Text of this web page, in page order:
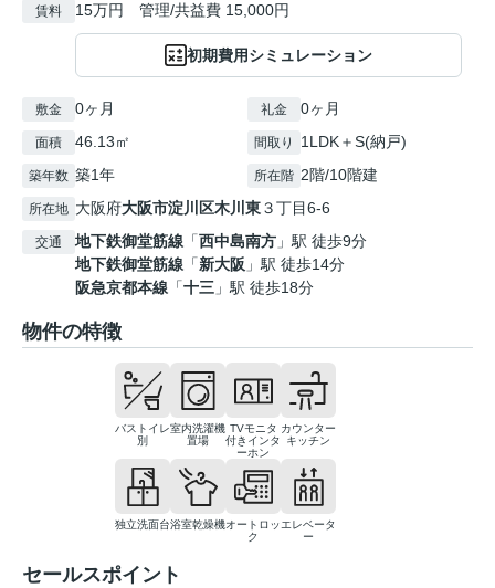
賃料 15万円 管理/共益費 15,000円
初期費用シミュレーション
敷金 0ヶ月 礼金 0ヶ月
面積 46.13㎡ 間取り 1LDK＋S(納戸)
築年数 築1年 所在階 2階/10階建
所在地 大阪府大阪市淀川区木川東３丁目6-6
交通 地下鉄御堂筋線 「西中島南方 」駅 徒歩9分
地下鉄御堂筋線 「新大阪 」駅 徒歩14分
阪急京都本線 「十三 」駅 徒歩18分
物件の特徴
バストイレ
別
室内洗濯機
置場
TVモニタ
付きインタ
ーホン
カウンター
キッチン
独立洗面台浴室乾燥機オートロッ
ク
エレベータ
ー
セールスポイント